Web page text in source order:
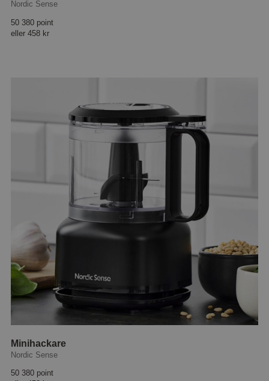
Nordic Sense
50 380 point
eller 458 kr
Minihackare
Nordic Sense
50 380 point